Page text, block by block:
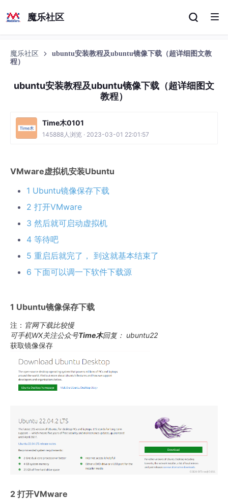
魔乐社区
魔乐社区
ubuntu安装教程及ubuntu镜像下载（超详细图文教
程）
ubuntu安装教程及ubuntu镜像下载（超详细图文
教程）
Time木0101
145888人浏览 · 2023-03-01 22:01:57
VMware虚拟机安装Ubuntu
1 Ubuntu镜像保存下载
2 打开VMware
3 然后就可启动虚拟机
4 等待吧
5 重启后就完了， 到这就基本结束了
6 下面可以调一下软件下载源
1 Ubuntu镜像保存下载
注： 官网下载比较慢
可手机WX关注公众号Time木回复： ubuntu22
获取镜像保存
2 打开VMware